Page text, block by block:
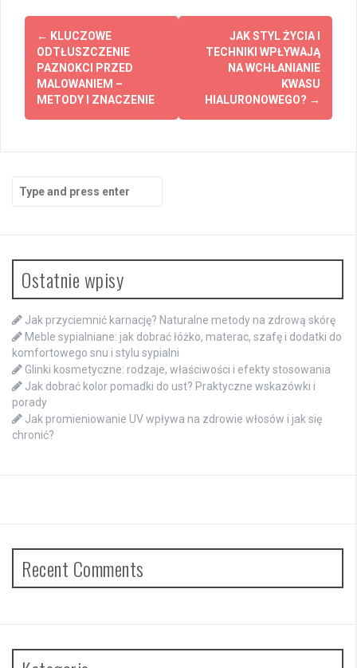
Post
navigation
← KLUCZOWE
ODTŁUSZCZENIE
PAZNOKCI PRZED
MALOWANIEM –
METODY I ZNACZENIE
JAK STYL ŻYCIA I
TECHNIKI WPŁYWAJĄ
NA WCHŁANIANIE
KWASU
HIALURONOWEGO? →
for:
Ostatnie wpisy
Jak przyciemnić karnację? Naturalne metody na zdrową skórę
Meble sypialniane: jak dobrać łóżko, materac, szafę i dodatki do
komfortowego snu i stylu sypialni
Glinki kosmetyczne: rodzaje, właściwości i efekty stosowania
Jak dobrać kolor pomadki do ust? Praktyczne wskazówki i
porady
Jak promieniowanie UV wpływa na zdrowie włosów i jak się
chronić?
Recent Comments